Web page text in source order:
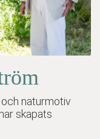
naturmotiv
skapats